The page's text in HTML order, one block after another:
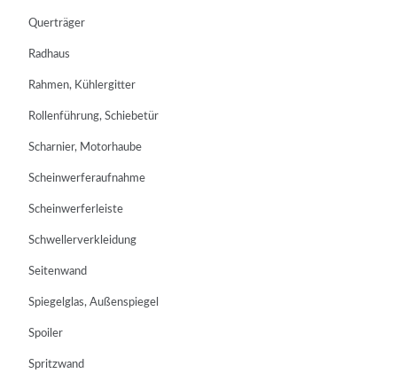
Querträger
Radhaus
Rahmen, Kühlergitter
Rollenführung, Schiebetür
Scharnier, Motorhaube
Scheinwerferaufnahme
Scheinwerferleiste
Schwellerverkleidung
Seitenwand
Spiegelglas, Außenspiegel
Spoiler
Spritzwand